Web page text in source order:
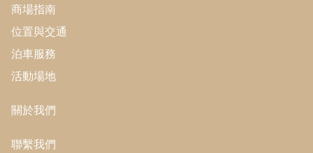
商場指南
位置與交通
泊車服務
活動場地
關於我們
聯繫我們